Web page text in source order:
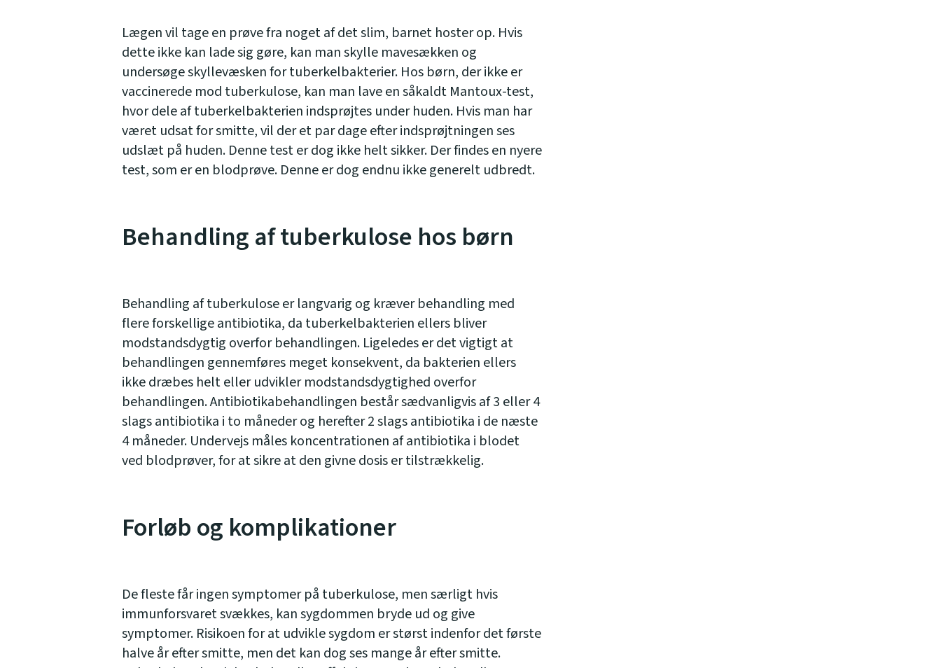
Lægen vil tage en prøve fra noget af det slim, barnet hoster op. Hvis
dette ikke kan lade sig gøre, kan man skylle mavesækken og
undersøge skyllevæsken for tuberkelbakterier. Hos børn, der ikke er
vaccinerede mod tuberkulose, kan man lave en såkaldt Mantoux-test,
hvor dele af tuberkelbakterien indsprøjtes under huden. Hvis man har
været udsat for smitte, vil der et par dage efter indsprøjtningen ses
udslæt på huden. Denne test er dog ikke helt sikker. Der findes en nyere
test, som er en blodprøve. Denne er dog endnu ikke generelt udbredt.
Behandling af tuberkulose hos børn
Behandling af tuberkulose er langvarig og kræver behandling med
flere forskellige antibiotika, da tuberkelbakterien ellers bliver
modstandsdygtig overfor behandlingen. Ligeledes er det vigtigt at
behandlingen gennemføres meget konsekvent, da bakterien ellers
ikke dræbes helt eller udvikler modstandsdygtighed overfor
behandlingen. Antibiotikabehandlingen består sædvanligvis af 3 eller 4
slags antibiotika i to måneder og herefter 2 slags antibiotika i de næste
4 måneder. Undervejs måles koncentrationen af antibiotika i blodet
ved blodprøver, for at sikre at den givne dosis er tilstrækkelig.
Forløb og komplikationer
De fleste får ingen symptomer på tuberkulose, men særligt hvis
immunforsvaret svækkes, kan sygdommen bryde ud og give
symptomer. Risikoen for at udvikle sygdom er størst indenfor det første
halve år efter smitte, men det kan dog ses mange år efter smitte.